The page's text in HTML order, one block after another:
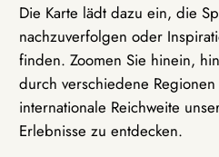
Die Karte lädt dazu ein, die
nachzuverfolgen oder
finden. Zoomen Sie hinein,
durch verschiedene
internationale Reichweite
Erlebnisse zu entdecken.